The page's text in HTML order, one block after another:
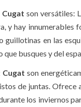
son versátiles:
y hay innumerables
en las
busques y del
Cugat son
de juntas. Ofrece
los inviernos